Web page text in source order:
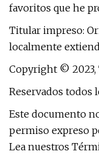
favoritos que he
Titular impreso:
localmente
Copyright © 2023,
Reservados todos
Este documento
permiso expreso
Lea nuestros